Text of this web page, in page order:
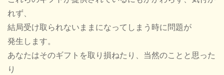
れず、
結局受け取られないままになってしまう時に問題が
発生します。
あなたはそのギフトを取り損ねたり、当然のことと思った
り